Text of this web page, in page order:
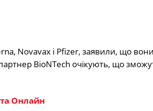
Novavax і Pfizer, заявили, що
BioNTech очікують, що
Онлайн